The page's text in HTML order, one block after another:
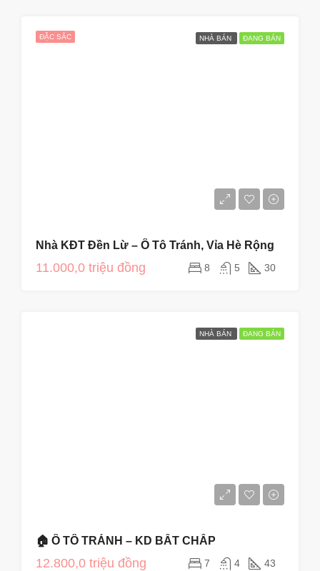
ĐẶC SẮC NHÀ BÁN ĐANG BÁN
Nhà KĐT Đền Lừ – Ô Tô Tránh, Vỉa Hè Rộng
11.000,0 triệu đồng 8 5 30
NHÀ BÁN ĐANG BÁN
🏠 Ô TÔ TRÁNH – KD BẤT CHẤP
12.800,0 triệu đồng 7 4 43